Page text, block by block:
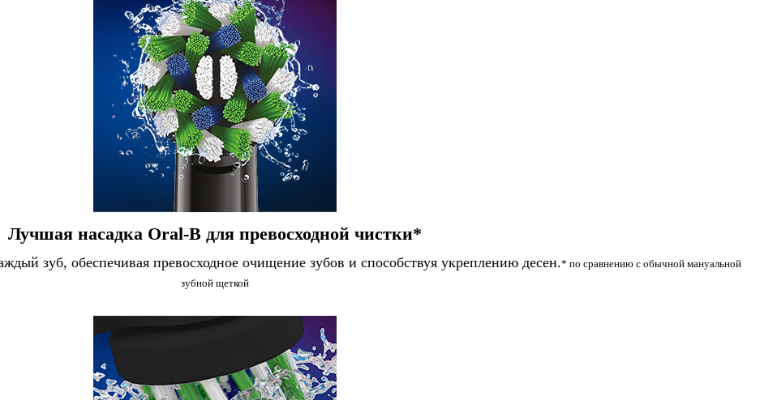
Лучшая насадка Oral-B для превосходной чистки*
зуб, обеспечивая превосходное очищение зубов и способствуя укреплению десен.* по сравнению с обычной мануальной
зубной щеткой